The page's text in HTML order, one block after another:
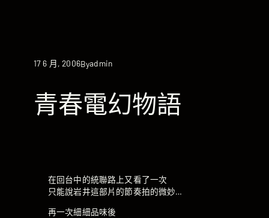
17 6 月, 2006Byadmin
青春電幻物語
在回台中的統聯路上又看了一次
只能說岩井這部片的節奏拍的微妙…
再一次細細品味後